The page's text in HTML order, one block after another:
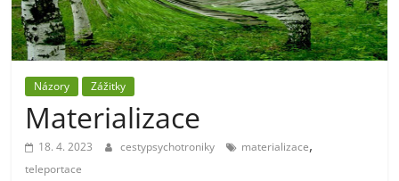
Názory Zážitky
Materializace
18. 4. 2023 cestypsychotroniky materializace,
teleportace